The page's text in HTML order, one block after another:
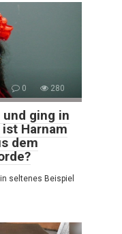
0 280
ging in
Harnam
dem
seltenes Beispiel